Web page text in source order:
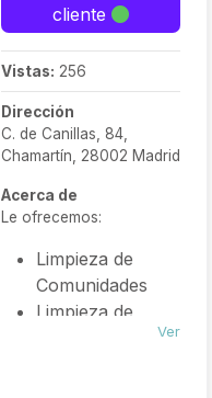
cliente
Vistas: 256
Dirección
C. de Canillas, 84,
Chamartín, 28002 Madrid
Acerca de
Le ofrecemos:
Limpieza de
Comunidades
Limpieza de
Ver